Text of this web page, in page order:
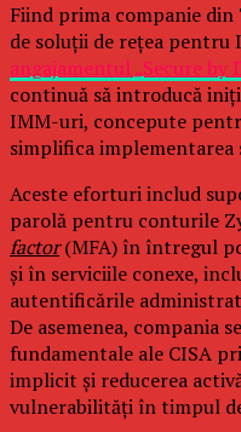
Fiind prima companie
de soluții de rețea pentru
angajamentul „Secure by
continuă să introducă
IMM-uri, concepute
simplifica implementarea
Aceste eforturi includ
parolă pentru conturile
factor(MFA) în întregul
și în serviciile conexe,
autentificările
De asemenea, compania
fundamentale ale CISA
implicit și reducerea
vulnerabilități în timpul